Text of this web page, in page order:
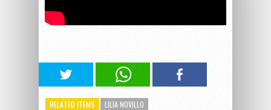
RELATED ITEMS
LILIA NOVILLO